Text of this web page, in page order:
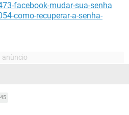
facebook-mudar-sua-senha
como-recuperar-a-senha-
45